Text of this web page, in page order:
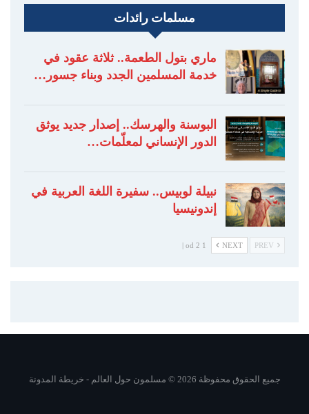
مسلمات رائدات
ماري بتول الطعمة.. ثلاثة عقود في
خدمة المسلمين الجدد وبناء جسور…
البوسنة والهرسك.. إصدار جديد يوثق
الدور الإنساني لمعلّمات…
نبيلة لوبيس.. سفيرة اللغة العربية في
إندونيسيا
NEXT
1 od 2 |
جميع الحقوق محفوظة 2026 © مسلمون حول العالم - خريطة المدونة